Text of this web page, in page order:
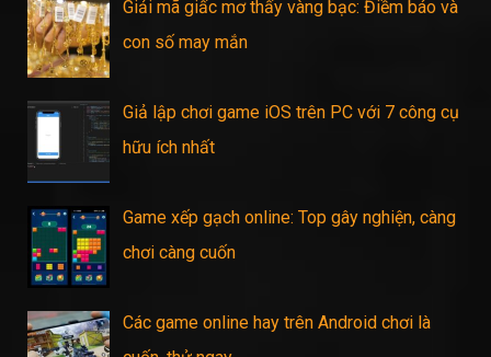
Giải mã giấc mơ thấy vàng bạc: Điềm báo và
con số may mắn
Giả lập chơi game iOS trên PC với 7 công cụ
hữu ích nhất
Game xếp gạch online: Top gây nghiện, càng
chơi càng cuốn
Các game online hay trên Android chơi là